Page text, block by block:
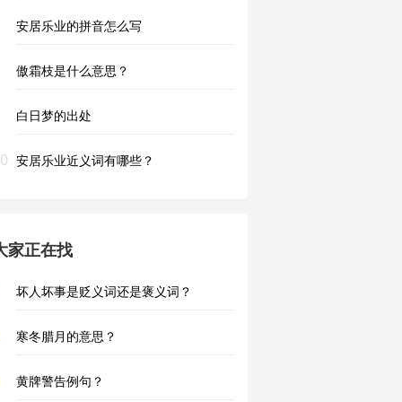
安居乐业的拼音怎么写
傲霜枝是什么意思？
白日梦的出处
安居乐业近义词有哪些？
家正在找
坏人坏事是贬义词还是褒义词？
寒冬腊月的意思？
黄牌警告例句？